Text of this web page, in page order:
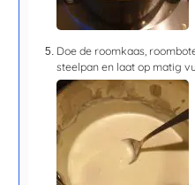
Doe de roomkaas,
steelpan en laat op matig